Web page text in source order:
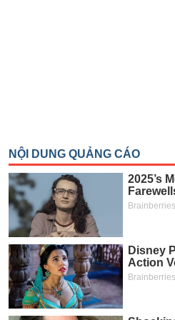
CÔNG
NGHỆ
THÔNG
TIN
DỊCH